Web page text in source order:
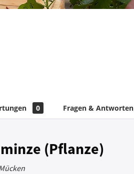
0 Fragen & Antworten
(Pflanze)